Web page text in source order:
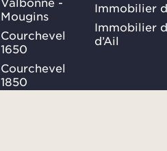
Mougins
Courchevel
1650
Courchevel
1850
Immobilier
Immobilier
d’Ail